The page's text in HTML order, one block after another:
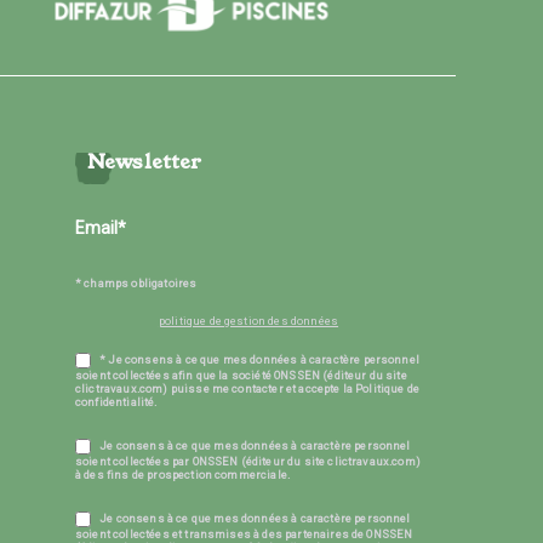
Newsletter
* champs obligatoires
politique de gestion des données
* Je consens à ce que mes données à caractère personnel
soient collectées afin que la société ONSSEN (éditeur du site
clictravaux.com) puisse me contacter et accepte la Politique de
confidentialité.
Je consens à ce que mes données à caractère personnel
soient collectées par ONSSEN (éditeur du site clictravaux.com)
à des fins de prospection commerciale.
Je consens à ce que mes données à caractère personnel
soient collectées et transmises à des partenaires de ONSSEN